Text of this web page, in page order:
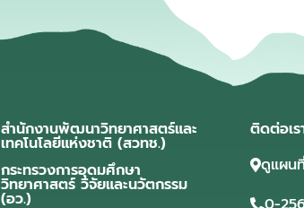
สำนักงานพัฒนาวิทยาศาสตร์และ
เทคโนโลยีแห่งชาติ (สวทช.)
กระทรวงการอุดมศึกษา
วิทยาศาสตร์ วิจัยและนวัตกรรม
(อว.)
ติดต่อเร
ดูแผน